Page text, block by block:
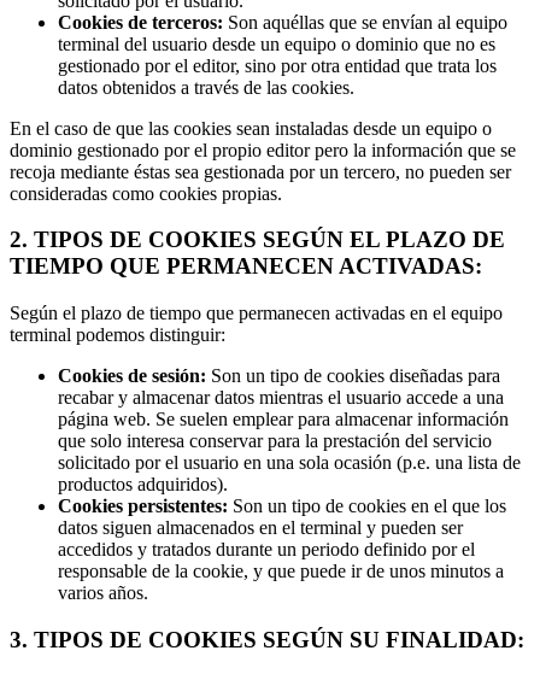
Cookies de terceros: Son aquéllas que se envían al equipo
terminal del usuario desde un equipo o dominio que no es
gestionado por el editor, sino por otra entidad que trata los
datos obtenidos a través de las cookies.
En el caso de que las cookies sean instaladas desde un equipo o
dominio gestionado por el propio editor pero la información que se
recoja mediante éstas sea gestionada por un tercero, no pueden ser
consideradas como cookies propias.
2. TIPOS DE COOKIES SEGÚN EL PLAZO DE
TIEMPO QUE PERMANECEN ACTIVADAS:
Según el plazo de tiempo que permanecen activadas en el equipo
terminal podemos distinguir:
Cookies de sesión: Son un tipo de cookies diseñadas para
recabar y almacenar datos mientras el usuario accede a una
página web. Se suelen emplear para almacenar información
que solo interesa conservar para la prestación del servicio
solicitado por el usuario en una sola ocasión (p.e. una lista de
productos adquiridos).
Cookies persistentes: Son un tipo de cookies en el que los
datos siguen almacenados en el terminal y pueden ser
accedidos y tratados durante un periodo definido por el
responsable de la cookie, y que puede ir de unos minutos a
varios años.
3. TIPOS DE COOKIES SEGÚN SU FINALIDAD: